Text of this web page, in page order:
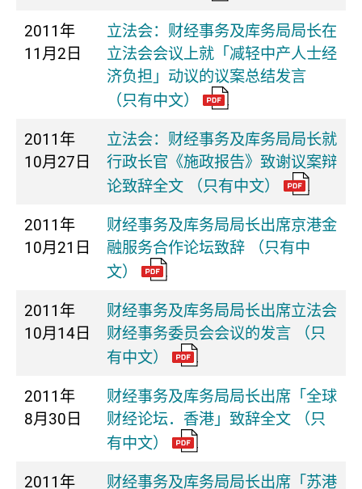
2011年
11月2日
立法会：财经事务及库务局局长在
立法会会议上就「减轻中产人士经
济负担」动议的议案总结发言
（只有中文）
2011年
10月27日
立法会：财经事务及库务局局长就
行政长官《施政报告》致谢议案辩
论致辞全文 （只有中文）
2011年
10月21日
财经事务及库务局局长出席京港金
融服务合作论坛致辞 （只有中
文）
2011年
10月14日
财经事务及库务局局长出席立法会
财经事务委员会会议的发言 （只
有中文）
2011年
8月30日
财经事务及库务局局长出席「全球
财经论坛．香港」致辞全文 （只
有中文）
2011年
财经事务及库务局局长出席「苏港